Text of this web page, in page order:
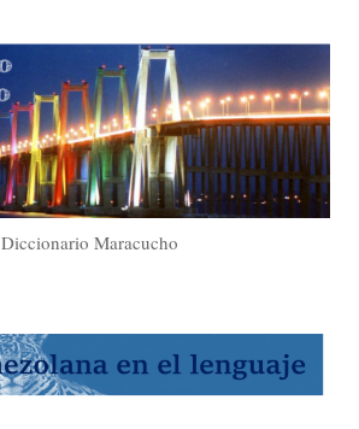
Diccionario Maracucho